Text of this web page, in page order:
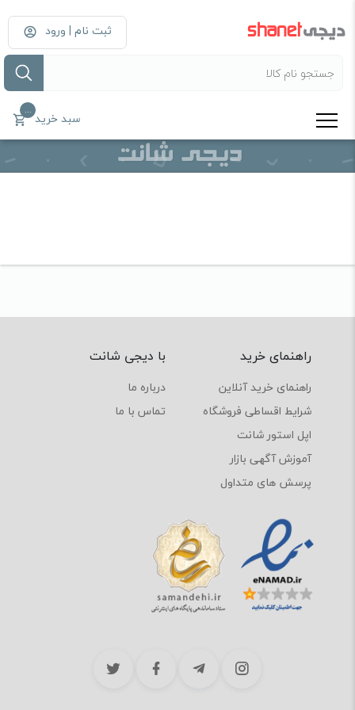
ثبت نام | ورود
سبد خرید ...
راهنمای خرید
راهنمای خرید آنلاین
شرایط اقساطی فروشگاه
اپل استور شانت
آموزش آگهی بازار
پرسش های متداول
با دیجی شانت
درباره ما
تماس با ما